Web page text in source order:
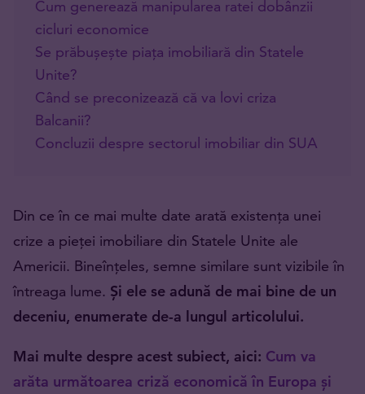
Cum generează manipularea ratei dobânzii
cicluri economice
Se prăbușește piața imobiliară din Statele
Unite?
Când se preconizează că va lovi criza
Balcanii?
Concluzii despre sectorul imobiliar din SUA
Din ce în ce mai multe date arată existența unei
crize a pieței imobiliare din Statele Unite ale
Americii. Bineînțeles, semne similare sunt vizibile în
întreaga lume. Și ele se adună de mai bine de un
deceniu, enumerate de-a lungul articolului.
Mai multe despre acest subiect, aici: Cum va
arăta următoarea criză economică în Europa și